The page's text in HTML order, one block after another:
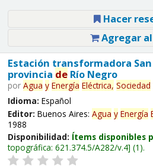
Hacer
Agregar
Estación transformadora
provincia deRío Negro
por Agua y Energía Eléctrica, Sociedad
Idioma: Español
Editor: Buenos Aires: Agua y Energía
1988
Disponibilidad: Ítems disponibles
topográfica: 621.374.5/A282/v.4 (1).